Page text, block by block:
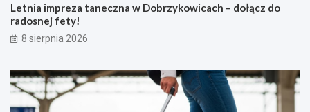
Letnia impreza taneczna w Dobrzykowicach – dołącz do
radosnej fety!
8 sierpnia 2026